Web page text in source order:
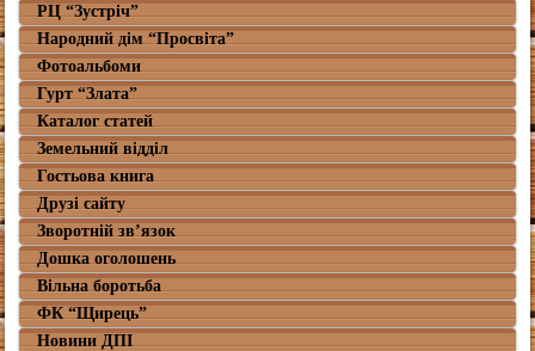
РЦ “Зустріч”
Народний дім “Просвіта”
Фотоальбоми
Гурт “Злата”
Каталог статей
Земельний відділ
Гостьова книга
Друзі сайту
Зворотній зв’язок
Дошка оголошень
Вільна боротьба
ФК “Щирець”
Новини ДПІ